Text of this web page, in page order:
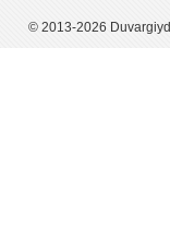
© 2013-2026